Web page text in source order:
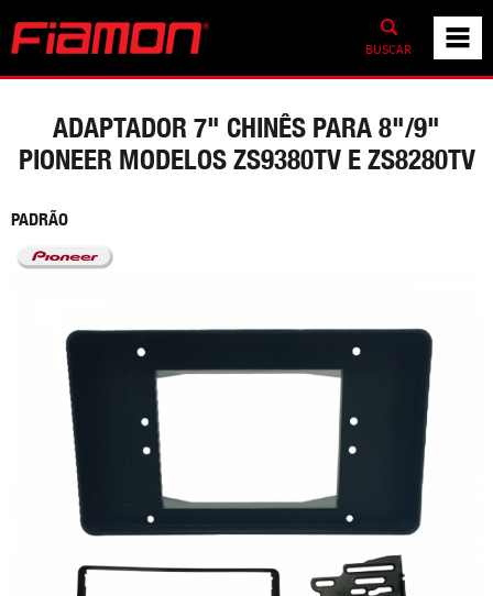
BUSCAR
ADAPTADOR 7" CHINÊS PARA 8"/9"
PIONEER MODELOS ZS9380TV E ZS8280TV
PADRÃO